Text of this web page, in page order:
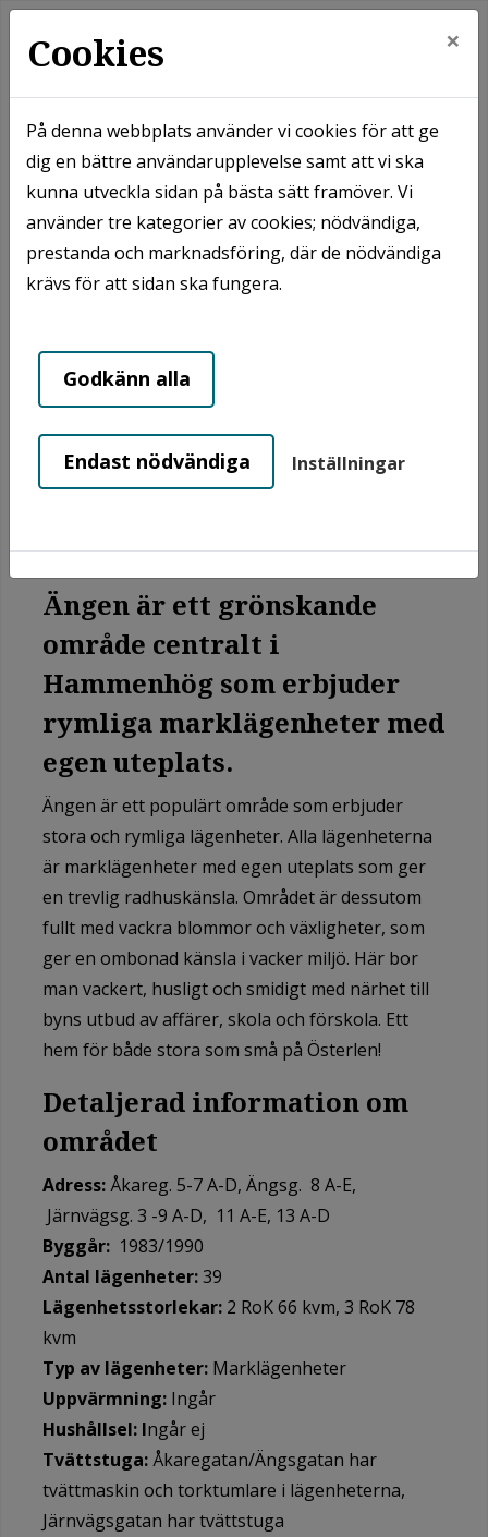
Våra områden
Hammenhög
Hammenhög - Ängen
Hammenhög - Ängen
Ängen är ett grönskande
område centralt i
Hammenhög som erbjuder
rymliga marklägenheter med
egen uteplats.
Ängen är ett populärt område som erbjuder
stora och rymliga lägenheter. Alla lägenheterna
är marklägenheter med egen uteplats som ger
en trevlig radhuskänsla. Området är dessutom
fullt med vackra blommor och växligheter, som
ger en ombonad känsla i vacker miljö. Här bor
man vackert, husligt och smidigt med närhet till
byns utbud av affärer, skola och förskola. Ett
hem för både stora som små på Österlen!
Detaljerad information om
området
Adress:Åkareg. 5-7 A-D, Ängsg. 8 A-E,
Järnvägsg. 3 -9 A-D, 11 A-E, 13 A-D
Byggår: 1983/1990
Antal lägenheter:39
Lägenhetsstorlekar: 2 RoK 66 kvm, 3 RoK 78
kvm
Typ av lägenheter: Marklägenheter
Uppvärmning: Ingår
Hushållsel: Ingår ej
Tvättstuga:Åkaregatan/Ängsgatan har
tvättmaskin och torktumlare i lägenheterna,
Järnvägsgatan har tvättstuga
Cookies ×
På denna webbplats använder vi cookies för att ge
dig en bättre användarupplevelse samt att vi ska
kunna utveckla sidan på bästa sätt framöver. Vi
använder tre kategorier av cookies; nödvändiga,
prestanda och marknadsföring, där de nödvändiga
krävs för att sidan ska fungera.
Godkänn alla
Endast nödvändiga Inställningar